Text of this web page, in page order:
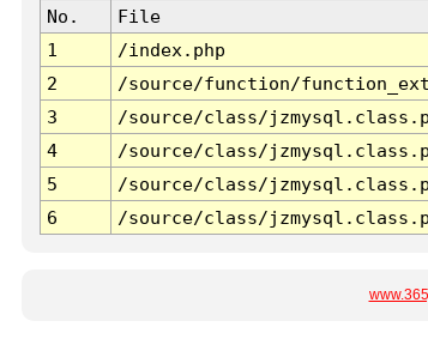
No. File
1
/index.php
2
/source/function/
3
/source/class/
4
/source/class/
5
/source/class/
6
/source/class/